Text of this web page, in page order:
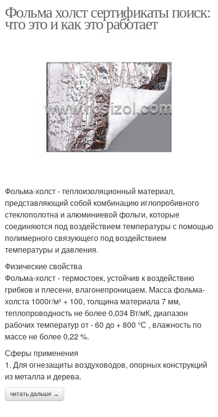
Фольма холст сертификаты поиск:
что это и как это работает
Фольма-холст - теплоизоляционный материал,
представляющий собой комбинацию иглопробивного
стеклополотна и алюминиевой фольги, которые
соединяются под воздействием температуры с помощью
полимерного связующего под воздействием
температуры и давления.
Физические свойства
Фольма-холст - термостоек, устойчив к воздействию
грибков и плесени, влагонепроницаем. Масса фольма-
холста 1000г/м² + 100, толщина материала 7 мм,
теплопроводность не более 0,034 Вт/мК, диапазон
рабочих температур от - 60 до + 800 °С , влажность по
массе не более 0,22 %.
Сферы применения
1. Для огнезащиты воздуховодов, опорных конструкций
из металла и дерева.
читать дальше →